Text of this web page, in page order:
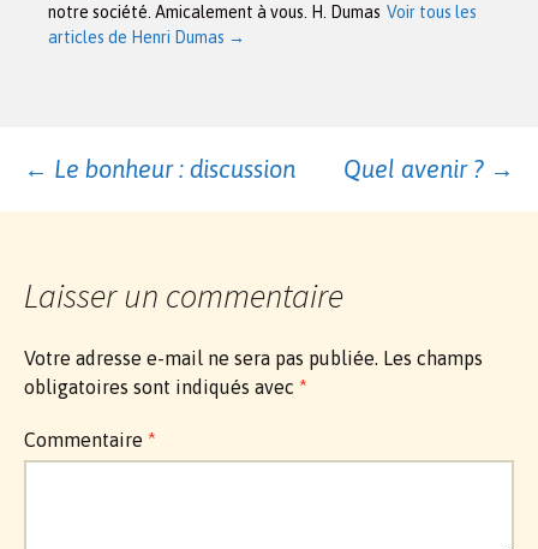
notre société. Amicalement à vous. H. Dumas Voir tous les
articles de Henri Dumas →
Navigation
articles
← Le bonheur : discussion Quel avenir ? →
Laisser un commentaire
Votre adresse e-mail ne sera pas publiée. Les champs
obligatoires sont indiqués avec *
Commentaire *